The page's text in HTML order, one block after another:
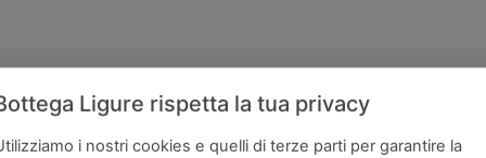
Bottega Ligure per
Ligure rispetta la tua privacy
i nostri cookies e quelli di terze parti per garantire la